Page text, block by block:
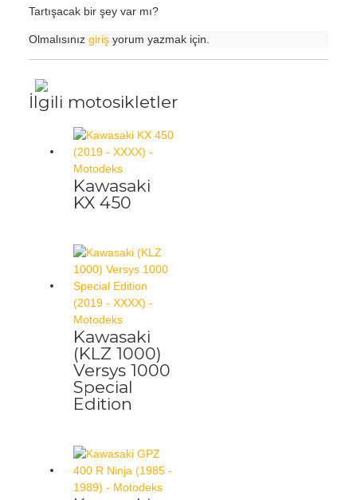
Tartışacak bir şey var mı?
Olmalısınız girişyorum yazmak için.
İlgili motosikletler
Kawasaki
KX 450
Kawasaki
(KLZ 1000)
Versys 1000
Special
Edition